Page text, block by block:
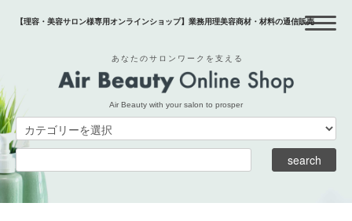
【理容・美容サロン様専用オンラインショップ】業務用理美容商材・材料の通信販売
あなたのサロンワークを支える
Air Beauty with your salon to prosper